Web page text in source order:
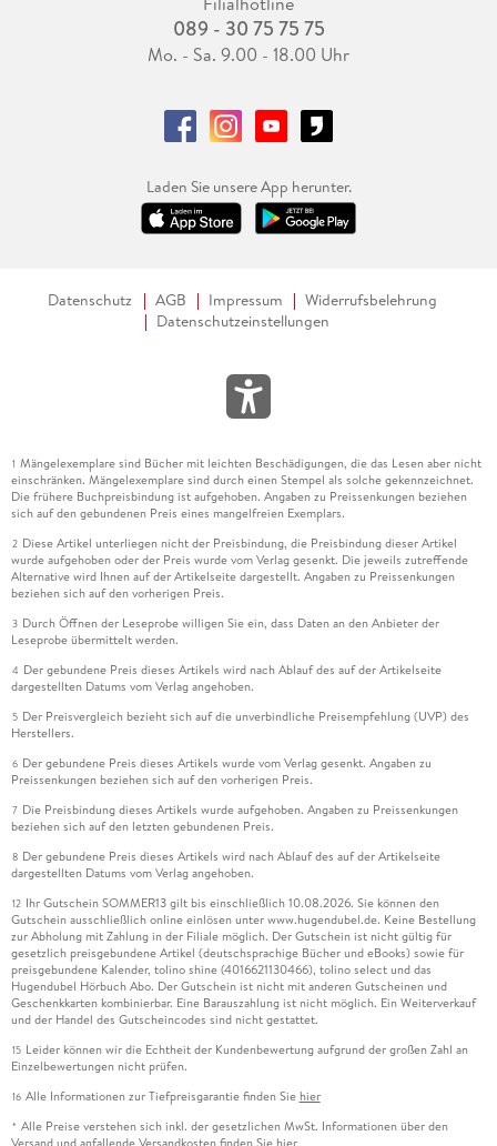
089 - 30 75 75 75
Mo. - Sa. 9.00 - 18.00 Uhr
Laden Sie unsere App herunter.
Datenschutz AGB Impressum
Widerrufsbelehrung
Datenschutzeinstellungen
1 Mängelexemplare sind Bücher mit leichten Beschädigungen, die das Lesen aber nicht
einschränken. Mängelexemplare sind durch einen Stempel als solche gekennzeichnet.
Die frühere Buchpreisbindung ist aufgehoben. Angaben zu Preissenkungen beziehen
sich auf den gebundenen Preis eines mangelfreien Exemplars.
2 Diese Artikel unterliegen nicht der Preisbindung, die Preisbindung dieser Artikel
wurde aufgehoben oder der Preis wurde vom Verlag gesenkt. Die jeweils zutreffende
Alternative wird Ihnen auf der Artikelseite dargestellt. Angaben zu Preissenkungen
beziehen sich auf den vorherigen Preis.
3 Durch Öffnen der Leseprobe willigen Sie ein, dass Daten an den Anbieter der
Leseprobe übermittelt werden.
4 Der gebundene Preis dieses Artikels wird nach Ablauf des auf der Artikelseite
dargestellten Datums vom Verlag angehoben.
5 Der Preisvergleich bezieht sich auf die unverbindliche Preisempfehlung (UVP) des
Herstellers.
6 Der gebundene Preis dieses Artikels wurde vom Verlag gesenkt. Angaben zu
Preissenkungen beziehen sich auf den vorherigen Preis.
7 Die Preisbindung dieses Artikels wurde aufgehoben. Angaben zu Preissenkungen
beziehen sich auf den letzten gebundenen Preis.
8 Der gebundene Preis dieses Artikels wird nach Ablauf des auf der Artikelseite
dargestellten Datums vom Verlag angehoben.
12 Ihr Gutschein SOMMER13 gilt bis einschließlich 10.08.2026. Sie können den
Gutschein ausschließlich online einlösen unter www.hugendubel.de. Keine Bestellung
zur Abholung mit Zahlung in der Filiale möglich. Der Gutschein ist nicht gültig für
gesetzlich preisgebundene Artikel (deutschsprachige Bücher und eBooks) sowie für
preisgebundene Kalender, tolino shine (4016621130466), tolino select und das
Hugendubel Hörbuch Abo. Der Gutschein ist nicht mit anderen Gutscheinen und
Geschenkkarten kombinierbar. Eine Barauszahlung ist nicht möglich. Ein Weiterverkauf
und der Handel des Gutscheincodes sind nicht gestattet.
15 Leider können wir die Echtheit der Kundenbewertung aufgrund der großen Zahl an
Einzelbewertungen nicht prüfen.
16 Alle Informationen zur Tiefpreisgarantie finden Sie hier
* Alle Preise verstehen sich inkl. der gesetzlichen MwSt. Informationen über den
Versand und anfallende Versandkosten finden Sie hier